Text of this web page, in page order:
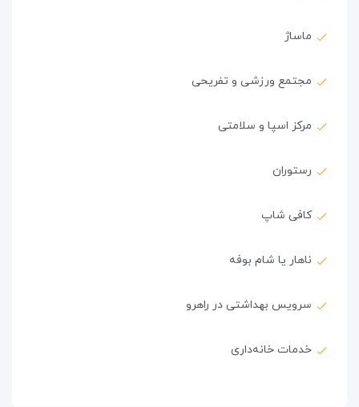
ماساژ
مجتمع ورزشی و تفریحی
مرکز اسپا و سلامتی
رستوران
کافی شاپ
ناهار یا شام بوفه
سرویس بهداشتی در راهرو
خدمات خانه‌داری